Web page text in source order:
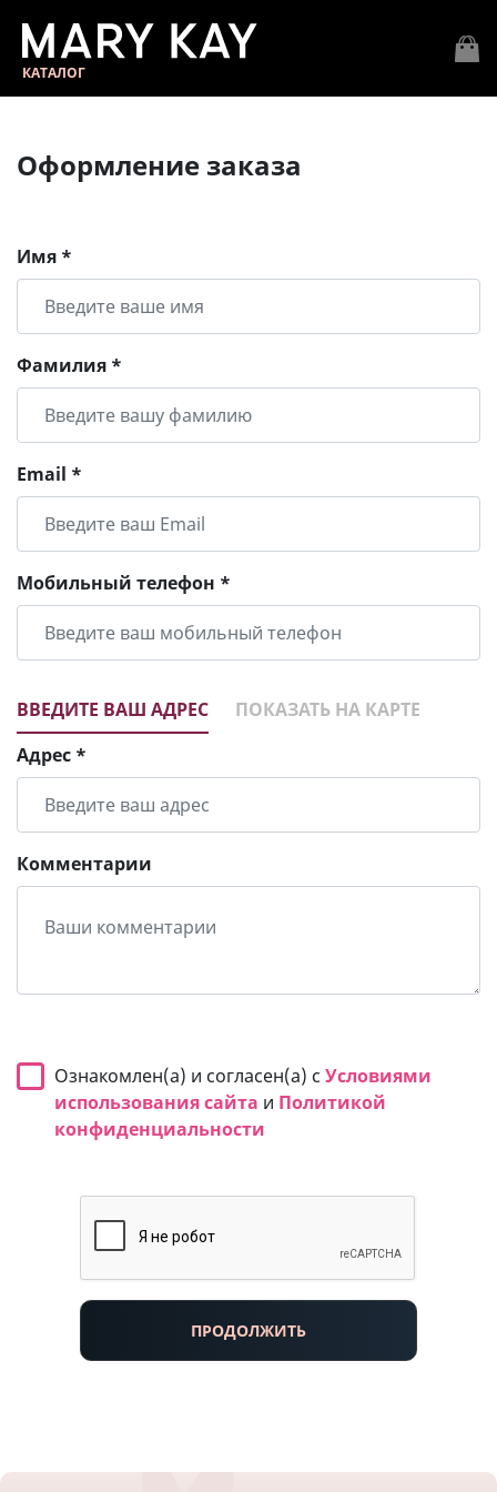
КАТАЛОГ
Оформление заказа
Имя *
Фамилия *
Email *
Мобильный телефон *
ВВЕДИТЕ ВАШ АДРЕС
ПОКАЗАТЬ НА КАРТЕ
Адрес *
Комментарии
Ознакомлен(а) и согласен(а) с Условиями
использования сайта и Политикой
конфиденциальности
ПРОДОЛЖИТЬ